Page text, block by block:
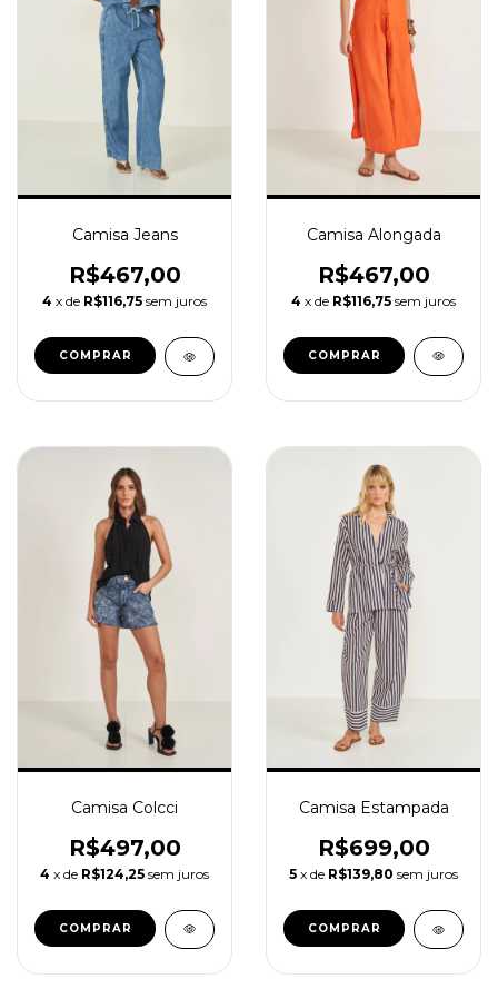
Camisa Jeans
R$467,00
4 x de R$116,75 sem juros
COMPRAR
Camisa Alongada
R$467,00
4 x de R$116,75 sem juros
COMPRAR
Camisa Colcci
R$497,00
4 x de R$124,25 sem juros
COMPRAR
Camisa Estampada
R$699,00
5 x de R$139,80 sem juros
COMPRAR